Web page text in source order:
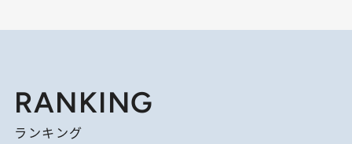
RANKING
ランキング